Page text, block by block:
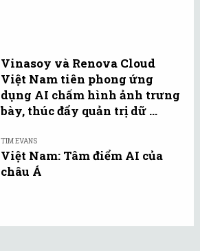
Vinasoy và Renova Cloud
Việt Nam tiên phong ứng
dụng AI chấm hình ảnh trưng
bày, thúc đẩy quản trị dữ ...
TIM EVANS
Việt Nam: Tâm điểm AI của
châu Á